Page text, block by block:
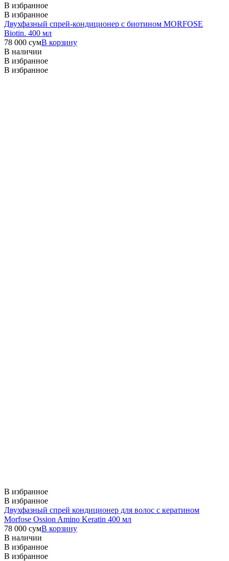
В избранное
В избранное
Двухфазный спрей-кондиционер с биотином MORFOSE
Biotin. 400 мл
78 000 сумВ корзину
В наличии
В избранное
В избранное
В избранное
В избранное
Двухфазный спрей кондиционер для волос с кератином
Morfose Ossion Amino Keratin 400 мл
78 000 сумВ корзину
В наличии
В избранное
В избранное